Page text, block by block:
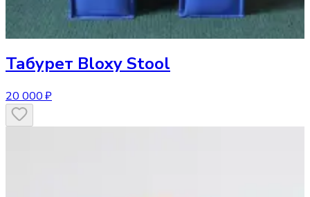
Табурет Bloxy Stool
20 000 ₽